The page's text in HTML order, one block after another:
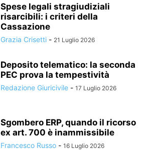
Spese legali stragiudiziali
risarcibili: i criteri della
Cassazione
Grazia Crisetti - 21 Luglio 2026
Deposito telematico: la seconda
PEC prova la tempestività
Redazione Giuricivile - 17 Luglio 2026
Sgombero ERP, quando il ricorso
ex art. 700 è inammissibile
Francesco Russo - 16 Luglio 2026